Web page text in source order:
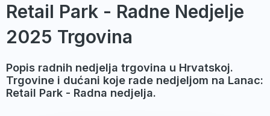
Retail Park - Radne Nedjelje
2025 Trgovina
Popis radnih nedjelja trgovina u Hrvatskoj.
Trgovine i dućani koje rade nedjeljom na Lanac:
Retail Park - Radna nedjelja.